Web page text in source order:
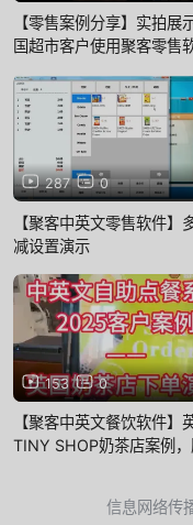
【零售案例分享】实拍展
国超市客户使用聚客零售
287 0
【聚客中英文零售软件】
减设置演示
153 0
【聚客中英文餐饮软件】
TINY SHOP奶茶店案例，
信息网络传